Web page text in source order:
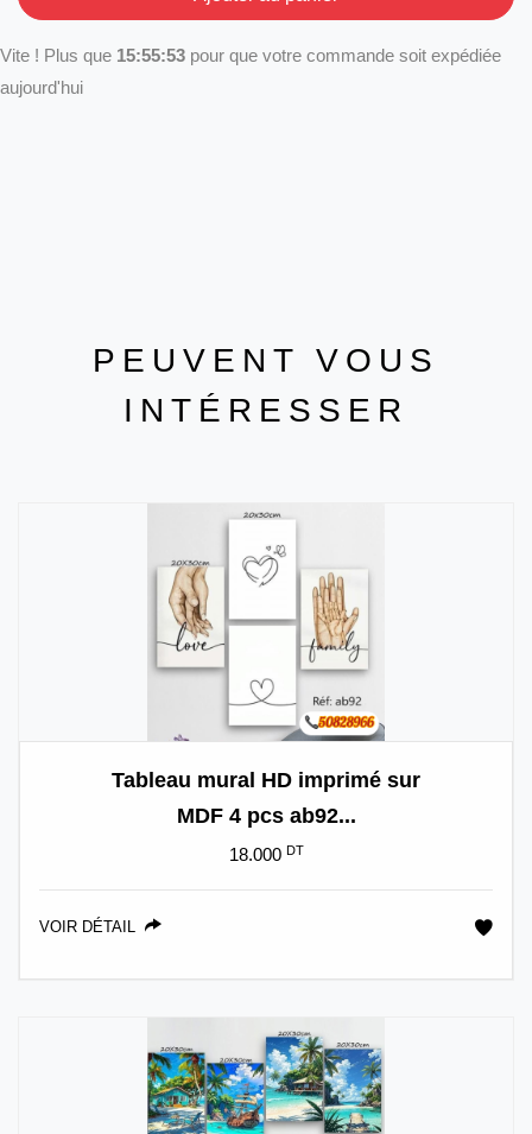
Vite ! Plus que 15:55:53 pour que votre commande soit expédiée
aujourd'hui
PEUVENT VOUS
INTÉRESSER
Tableau mural HD imprimé sur
MDF 4 pcs ab92...
18.000 DT
VOIR DÉTAIL